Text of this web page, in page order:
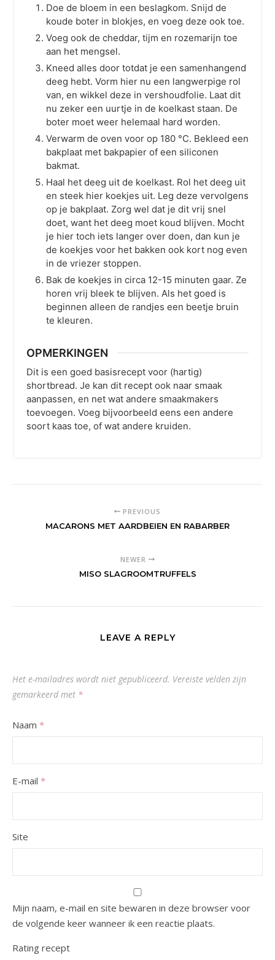
Doe de bloem in een beslagkom. Snijd de
koude boter in blokjes, en voeg deze ook toe.
Voeg ook de cheddar, tijm en rozemarijn toe
aan het mengsel.
Kneed alles door totdat je een samenhangend
deeg hebt. Vorm hier nu een langwerpige rol
van, en wikkel deze in vershoudfolie. Laat dit
nu zeker een uurtje in de koelkast staan. De
boter moet weer helemaal hard worden.
Verwarm de oven voor op 180 °C. Bekleed een
bakplaat met bakpapier of een siliconen
bakmat.
Haal het deeg uit de koelkast. Rol het deeg uit
en steek hier koekjes uit. Leg deze vervolgens
op je bakplaat. Zorg wel dat je dit vrij snel
doet, want het deeg moet koud blijven. Mocht
je hier toch iets langer over doen, dan kun je
de koekjes voor het bakken ook kort nog even
in de vriezer stoppen.
Bak de koekjes in circa 12-15 minuten gaar. Ze
horen vrij bleek te blijven. Als het goed is
beginnen alleen de randjes een beetje bruin
te kleuren.
OPMERKINGEN
Dit is een goed basisrecept voor (hartig)
shortbread. Je kan dit recept ook naar smaak
aanpassen, en net wat andere smaakmakers
toevoegen. Voeg bijvoorbeeld eens een andere
soort kaas toe, of wat andere kruiden.
PREVIOUS
MACARONS MET AARDBEIEN EN RABARBER
NEWER
MISO SLAGROOMTRUFFELS
LEAVE A REPLY
Het e-mailadres wordt niet gepubliceerd. Vereiste velden zijn
gemarkeerd met *
Naam *
E-mail *
Site
Mijn naam, e-mail en site bewaren in deze browser voor
de volgende keer wanneer ik een reactie plaats.
Rating recept